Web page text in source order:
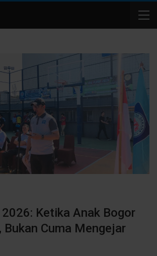
2026: Ketika Anak Bogor
Bukan Cuma Mengejar